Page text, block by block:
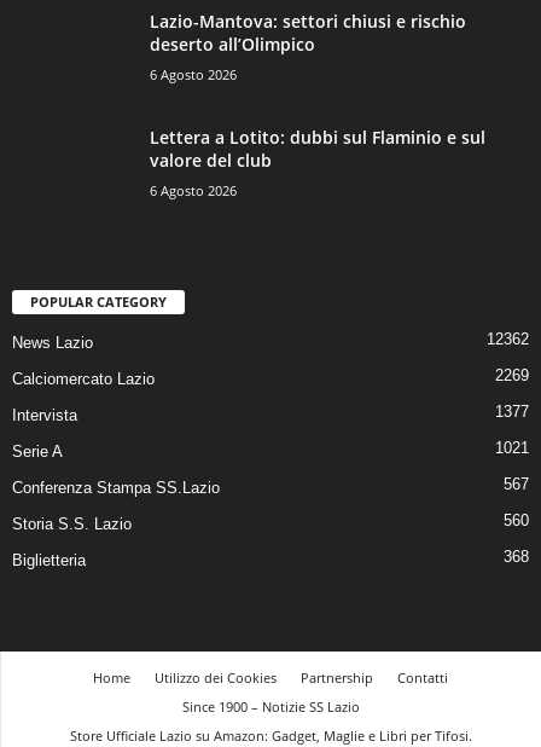
Lazio-Mantova: settori chiusi e rischio
deserto all’Olimpico
6 Agosto 2026
Lettera a Lotito: dubbi sul Flaminio e sul
valore del club
6 Agosto 2026
POPULAR CATEGORY
News Lazio 12362
Calciomercato Lazio 2269
Intervista 1377
Serie A 1021
Conferenza Stampa SS.Lazio 567
Storia S.S. Lazio 560
Biglietteria 368
Home Utilizzo dei Cookies Partnership
Contatti
Since 1900 – Notizie SS Lazio
Store Ufficiale Lazio su Amazon: Gadget, Maglie e Libri per Tifosi.